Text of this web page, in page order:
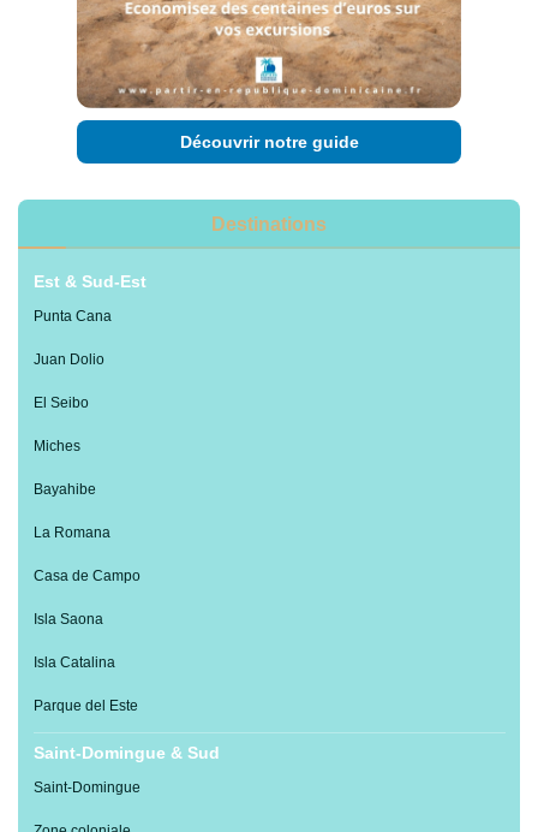
Découvrir notre guide
Destinations
Est & Sud-Est
Punta Cana
Juan Dolio
El Seibo
Miches
Bayahibe
La Romana
Casa de Campo
Isla Saona
Isla Catalina
Parque del Este
Saint-Domingue & Sud
Saint-Domingue